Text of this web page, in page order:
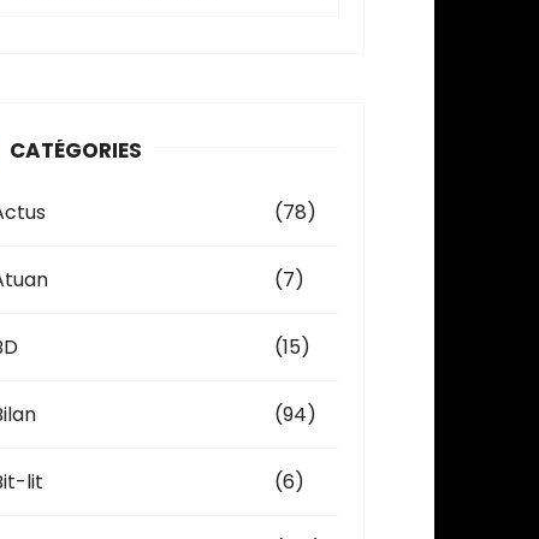
CATÉGORIES
(78)
(7)
(15)
(94)
lit (6)